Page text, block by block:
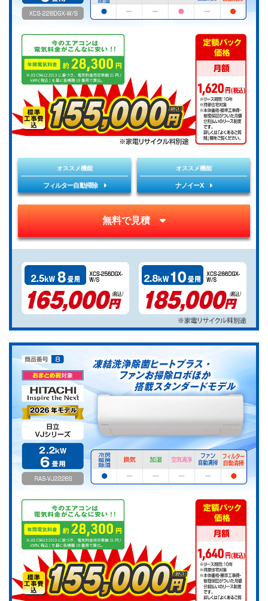
オススメ機能
フィルター自動掃除
オススメ機能
ナノイーX
無料で見積